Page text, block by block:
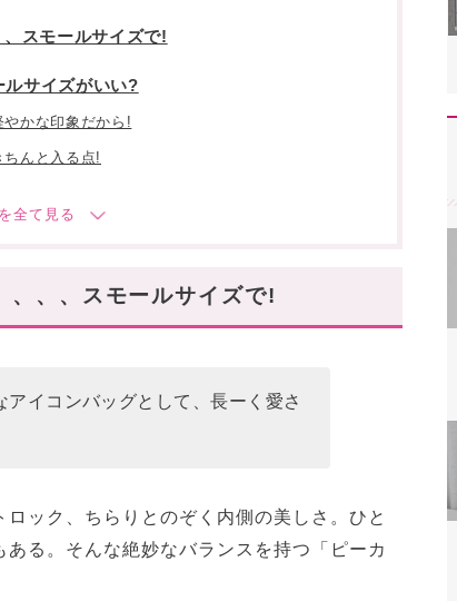
、スモールサイズで!
サイズがいい?
かな印象だから!
んと入る点!
心
とめ」レビュー動画も✓
、、、スモールサイズで!
イコンバッグとして、長ーく愛さ
ック、ちらりとのぞく内側の美しさ。ひと
る。そんな絶妙なバランスを持つ「ピーカ